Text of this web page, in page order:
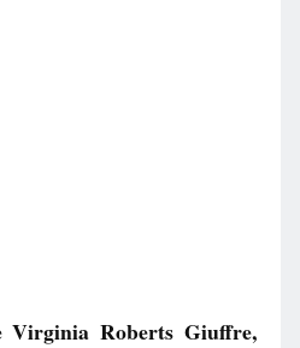
Roberts Giuffre,